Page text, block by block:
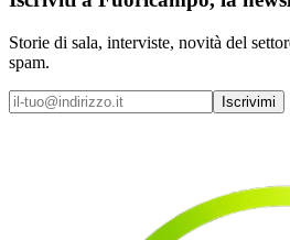
Storie di sala, interviste, novità del
spam.
Iscrivimi